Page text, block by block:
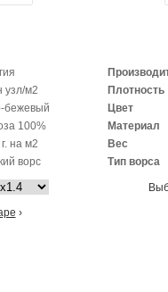
узл/м2
бежевый
100%
на м2
ворс
›
Плотность
Цвет
Материал
Вес
Тип ворса